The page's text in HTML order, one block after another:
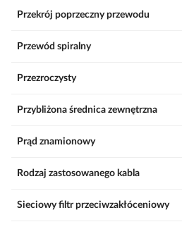
Przekrój poprzeczny przewodu
Przewód spiralny
Przezroczysty
Przybliżona średnica zewnętrzna
Prąd znamionowy
Rodzaj zastosowanego kabla
Sieciowy filtr przeciwzakłóceniowy